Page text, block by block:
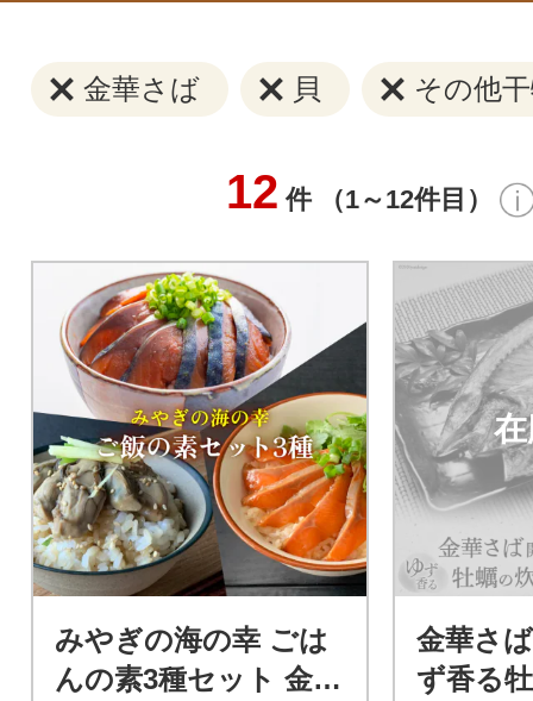
金華さば 貝 その他
12 件 （1～12件目）
みやぎの海の幸 ごは
んの素3種セット 金華
金華さ
ず香る